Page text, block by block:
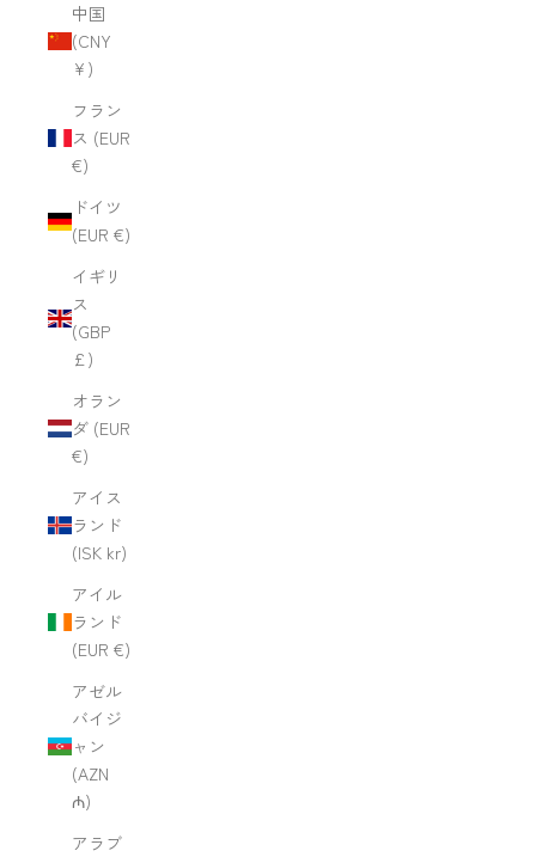
中国
(CNY
¥)
フラン
ス (EUR
€)
ドイツ
(EUR €)
イギリ
ス
(GBP
£)
オラン
ダ (EUR
€)
アイス
ランド
(ISK kr)
アイル
ランド
(EUR €)
アゼル
バイジ
ャン
(AZN
₼)
アラブ